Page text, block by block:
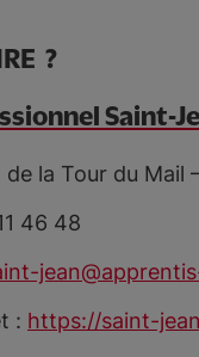
?
Saint-
la Tour du Mail
46 48
: https://saint-